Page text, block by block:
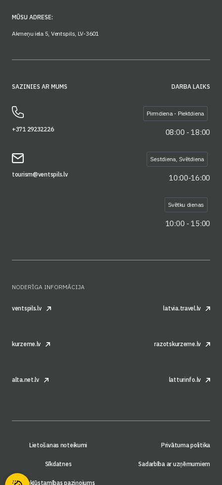
MŪSU ADRESE:
Akmeņu iela 5, Ventspils, LV-3601
SAZINIES AR MUMS
+371 29232226
tourism@ventspils.lv
DARBA LAIKS
Pirmdiena - Piektdiena
08:00 - 18:00
Sestdiena, Svētdiena
10:00-16:00
Svētku dienas
10:00 - 15:00
NODERĪGA INFORMĀCIJA
ventspils.lv latvia.travel.lv
kurzeme.lv razotskurzeme.lv
alta.net.lv latturinfo.lv
Lietošanas noteikumi Privātuma politika
Sīkdatnes Sadarbība ar uzņēmumiem
Piekļūstamības paziņojums